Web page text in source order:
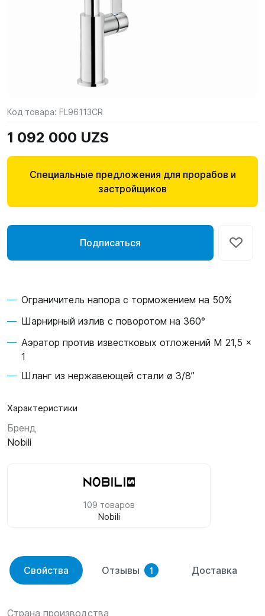
Код товара: FL96113CR
1 092 000 UZS
Специальные предложения для прорабов и
застройщиков
Подписаться
Ограничитель напора с торможением на 50%
Шарнирный излив с поворотом на 360°
Аэратор против известковых отложений M 21,5 x
1
Шланг из нержавеющей стали ø 3/8”
Характеристики
Бренд
Nobili
109 товаров
Nobili
Свойства Отзывы 1 Доставка
Страна производства